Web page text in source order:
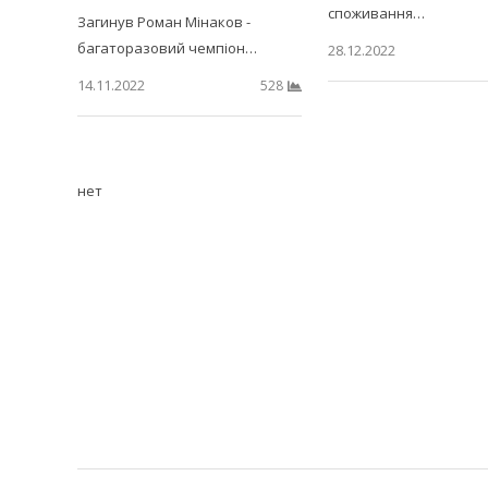
Загинув Роман Мінаков -
багаторазовий чемпіон…
14.11.2022
528
споживання…
28.12.2022
нет